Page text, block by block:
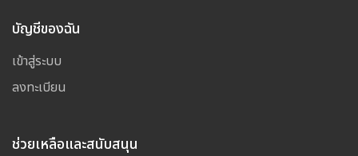
บัญชีของฉัน
เข้าสู่ระบบ
ลงทะเบียน
ช่วยเหลือและสนับสนุน